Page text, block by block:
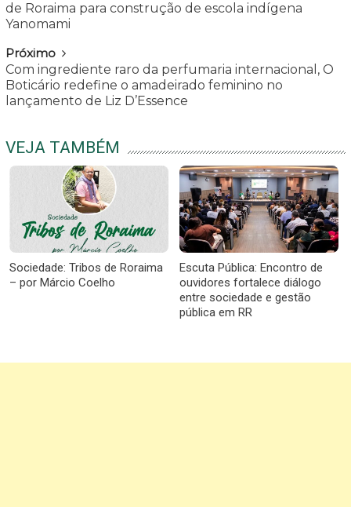
de Roraima para construção de escola indígena
Yanomami
Próximo
Com ingrediente raro da perfumaria internacional, O
Boticário redefine o amadeirado feminino no
lançamento de Liz D’Essence
VEJA TAMBÉM
Sociedade: Tribos de Roraima
– por Márcio Coelho
Escuta Pública: Encontro de
ouvidores fortalece diálogo
entre sociedade e gestão
pública em RR